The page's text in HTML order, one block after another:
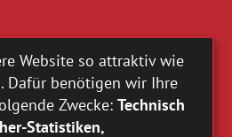
Website so attraktiv wie
Dafür benötigen wir Ihre
Zwecke: Technisch
Statistiken,